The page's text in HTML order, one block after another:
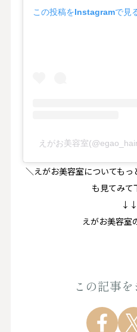
この投稿をInstagramで見
えがお美容室
＼えがお美容室についても
も見てみて
えがお美容室
この記事